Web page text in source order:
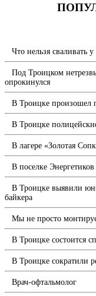
Что нельзя сваливать
Под Троицком
опрокинулся
В Троицке произошел
В Троицке
В лагере «Золотая
В поселке
В Троицке выявили
байкера
Мы не просто
В Троицке состоится
В Троицке сократили
Врач-офтальмолог